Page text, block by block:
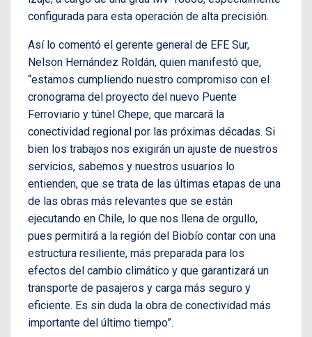
configurada para esta operación de alta precisión.
Así lo comentó el gerente general de EFE Sur,
Nelson Hernández Roldán, quien manifestó que,
“estamos cumpliendo nuestro compromiso con el
cronograma del proyecto del nuevo Puente
Ferroviario y túnel Chepe, que marcará la
conectividad regional por las próximas décadas. Si
bien los trabajos nos exigirán un ajuste de nuestros
servicios, sabemos y nuestros usuarios lo
entienden, que se trata de las últimas etapas de una
de las obras más relevantes que se están
ejecutando en Chile, lo que nos llena de orgullo,
pues permitirá a la región del Biobío contar con una
estructura resiliente, más preparada para los
efectos del cambio climático y que garantizará un
transporte de pasajeros y carga más seguro y
eficiente. Es sin duda la obra de conectividad más
importante del último tiempo”.